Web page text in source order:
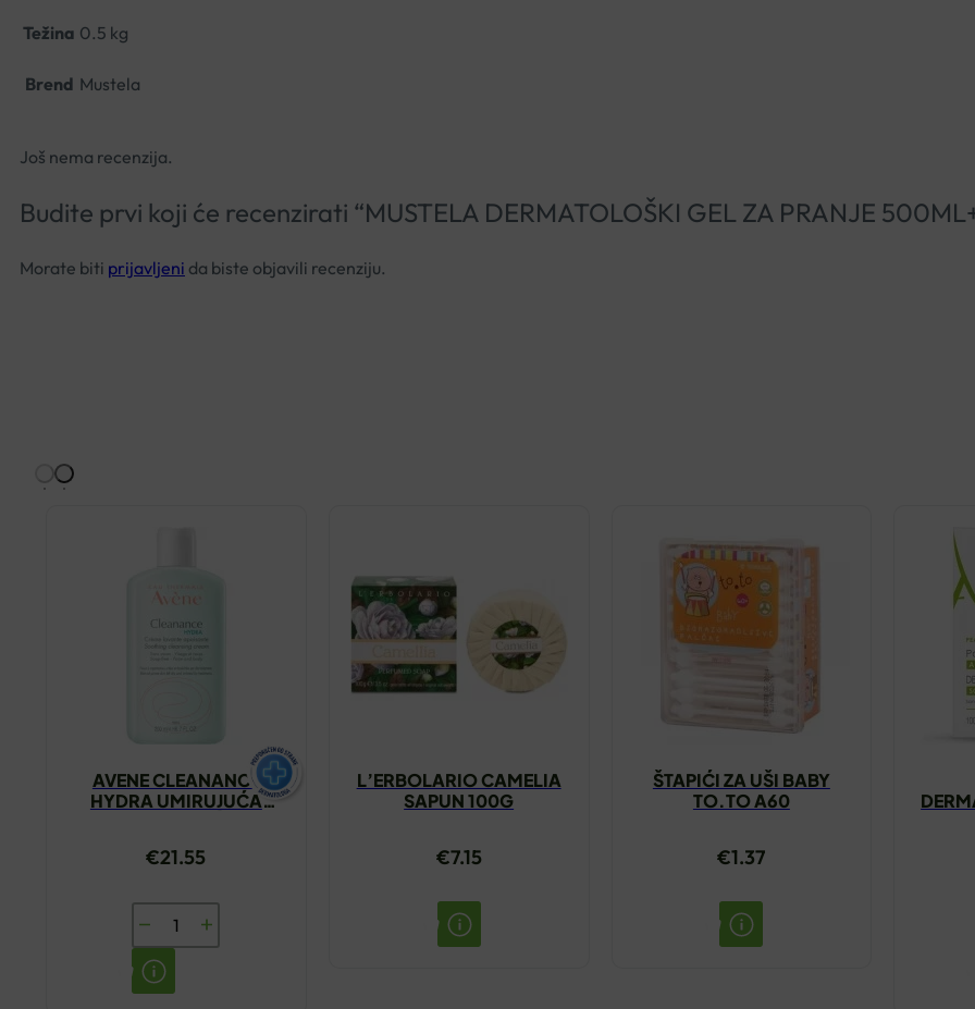
Težina 0.5 kg
Brend Mustela
Još nema recenzija.
Budite prvi koji će recenzirati “MUSTELA DERMATOLOŠKI GEL ZA PRANJE
Morate biti prijavljeni da biste objavili recenziju.
AVENE CLEANANCE
HYDRA UMIRUJUĆA
€21.55
AVENE
CLEANANCE
HYDRA
L’ERBOLARIO CAMELIA
SAPUN 100G
€7.15
ŠTAPIĆI ZA UŠI BABY
TO.TO A60
€1.37